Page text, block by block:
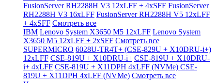
FusionServer RH2288H V3 12xLFF + 4xSFF FusionServer
RH2288H V3 16xLFF FusionServer RH2288H V5 12xLFF
+ 4xSFF Смотреть все
IBM Lenovo System X3650 M5 12xLFF Lenovo System
X3650 M5 12xLFF + 2xSFF Смотреть все
SUPERMICRO 6028U-TR4T+ (CSE-829U + X10DRU-i+)
12xLFF CSE-819U + X10DRU-i+ CSE-819U + X10DRU-
i+ 4xLFF CSE-819U + X11DPH 4xLFF (NVMe) CSE-
819U + X11DPH 4xLFF (NVMe) Смотреть все